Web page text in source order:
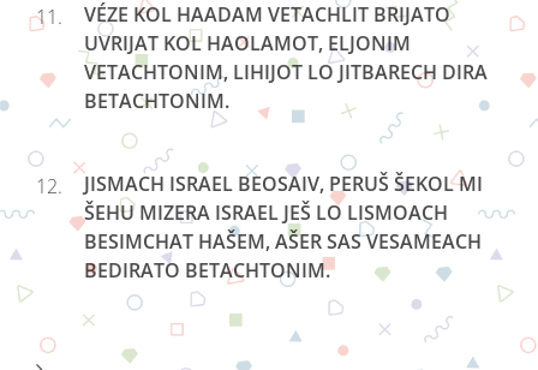
VÉZE KOL HAADAM VETACHLIT BRIJATO
UVRIJAT KOL HAOLAMOT, ELJONIM
VETACHTONIM, LIHIJOT LO JITBARECH DIRA
BETACHTONIM.
JISMACH ISRAEL BEOSAIV, PERUŠ ŠEKOL MI
ŠEHU MIZERA ISRAEL JEŠ LO LISMOACH
BESIMCHAT HAŠEM, AŠER SAS VESAMEACH
BEDIRATO BETACHTONIM.